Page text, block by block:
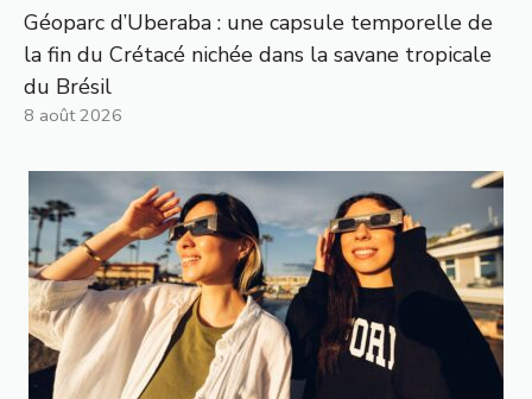
Géoparc d’Uberaba : une capsule temporelle de
la fin du Crétacé nichée dans la savane tropicale
du Brésil
8 août 2026